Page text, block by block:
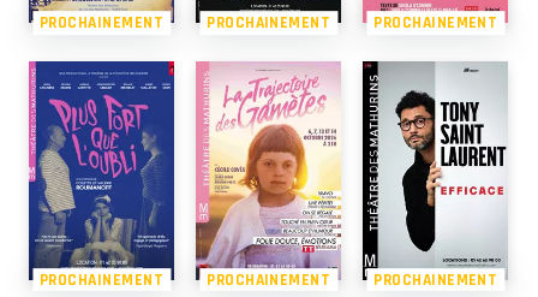
PROCHAINEMENT PROCHAINEMENT PROCHAINEMENT
PROCHAINEMENT PROCHAINEMENT PROCHAINEMENT